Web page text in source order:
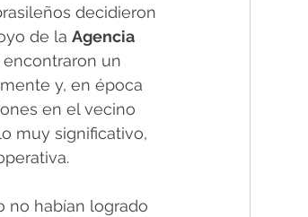
decidieron
de la Agencia
un
y, en época
en el vecino
muy significativo,
no habían logrado